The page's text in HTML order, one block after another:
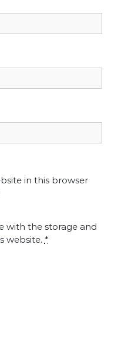
in this browser
with the storage and
website. *